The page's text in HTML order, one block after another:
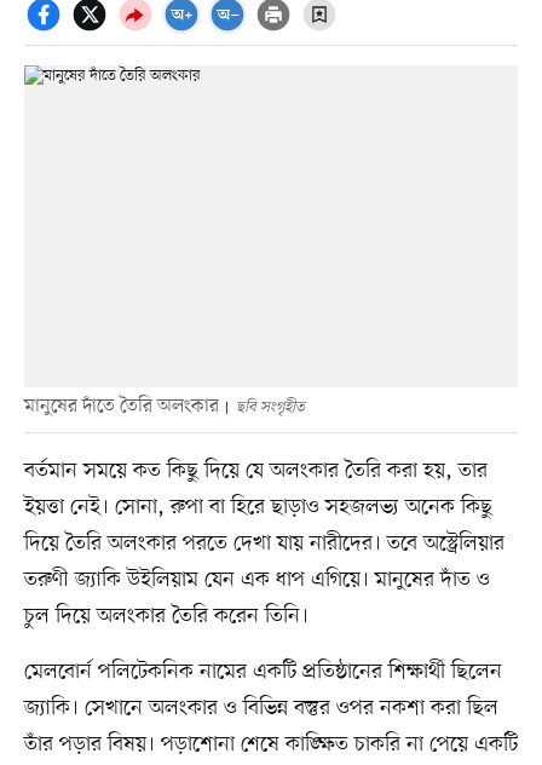
মানুষের দাঁতে তৈরি অলংকার ছবি সংগৃহীত
বর্তমান সময়ে কত কিছু দিয়ে যে অলংকার তৈরি করা হয়, তার
ইয়ত্তা নেই। সোনা, রুপা বা হিরে ছাড়াও সহজলভ্য অনেক কিছু
দিয়ে তৈরি অলংকার পরতে দেখা যায় নারীদের। তবে অস্ট্রেলিয়ার
তরুণী জ্যাকি উইলিয়াম যেন এক ধাপ এগিয়ে। মানুষের দাঁত ও
চুল দিয়ে অলংকার তৈরি করেন তিনি।
মেলবোর্ন পলিটেকনিক নামের একটি প্রতিষ্ঠানের শিক্ষার্থী ছিলেন
জ্যাকি। সেখানে অলংকার ও বিভিন্ন বস্তুর ওপর নকশা করা ছিল
তাঁর পড়ার বিষয়। পড়াশোনা শেষে কাঙ্ক্ষিত চাকরি না পেয়ে একটি